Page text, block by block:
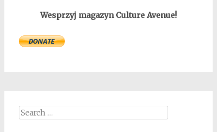
Wesprzyj magazyn Culture Avenue!
Search